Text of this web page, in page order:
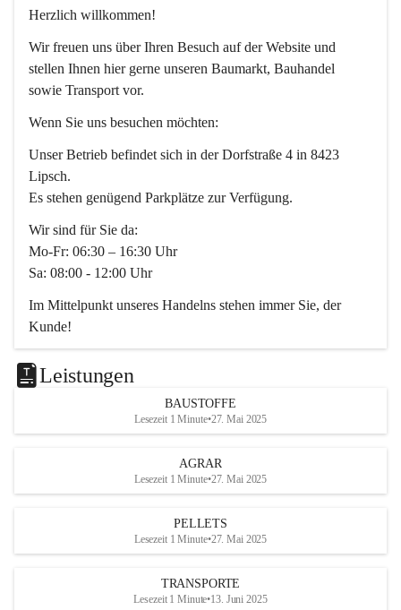
Herzlich willkommen!
Wir freuen uns über Ihren Besuch auf der Website und
stellen Ihnen hier gerne unseren Baumarkt, Bauhandel
sowie Transport vor.
Wenn Sie uns besuchen möchten:
Unser Betrieb befindet sich in der Dorfstraße 4 in 8423
Lipsch.
Es stehen genügend Parkplätze zur Verfügung.
Wir sind für Sie da:
Mo-Fr: 06:30 – 16:30 Uhr
Sa: 08:00 - 12:00 Uhr
Im Mittelpunkt unseres Handelns stehen immer Sie, der
Kunde!
Das Team ist freundlich, motiviert und bestens geschult in
den Bereichen
Beratung, Lager sowie Transport. Für alle Ihre Anliegen
finden wir eine individuelle Lösung.
office@mayer-lipsch.at
Leistungen
BAUSTOFFE
Lesezeit 1 Minute•27. Mai 2025
AGRAR
Lesezeit 1 Minute•27. Mai 2025
PELLETS
Lesezeit 1 Minute•27. Mai 2025
TRANSPORTE
Lesezeit 1 Minute•13. Juni 2025